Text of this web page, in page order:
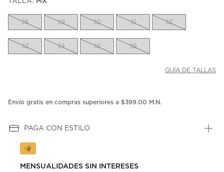
la
misma
28 29 30 31 32
33 34 36 38
GUÍA DE TALLAS
Envío gratis en compras superiores a $399.00 M.N.
PAGA CON ESTILO
MENSUALIDADES SIN INTERESES